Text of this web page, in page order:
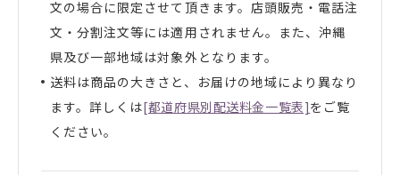
文の場合に限定させて頂きます。店頭販売・電話注
文・分割注文等には適用されません。また、沖縄
県及び一部地域は対象外となります。
送料は商品の大きさと、お届けの地域により異なり
ます。詳しくは[都道府県別配送料金一覧表]をご覧
ください。